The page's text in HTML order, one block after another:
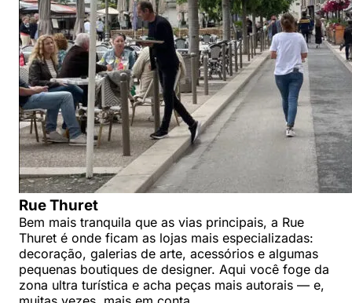
Rue Thuret
Bem mais tranquila que as vias principais, a Rue
Thuret é onde ficam as lojas mais especializadas:
decoração, galerias de arte, acessórios e algumas
pequenas boutiques de designer. Aqui você foge da
zona ultra turística e acha peças mais autorais — e,